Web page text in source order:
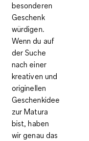
besonderen
Geschenk
würdigen.
Wenn du auf
der Suche
nach einer
kreativen und
originellen
Geschenkidee
zur Matura
bist, haben
wir genau das